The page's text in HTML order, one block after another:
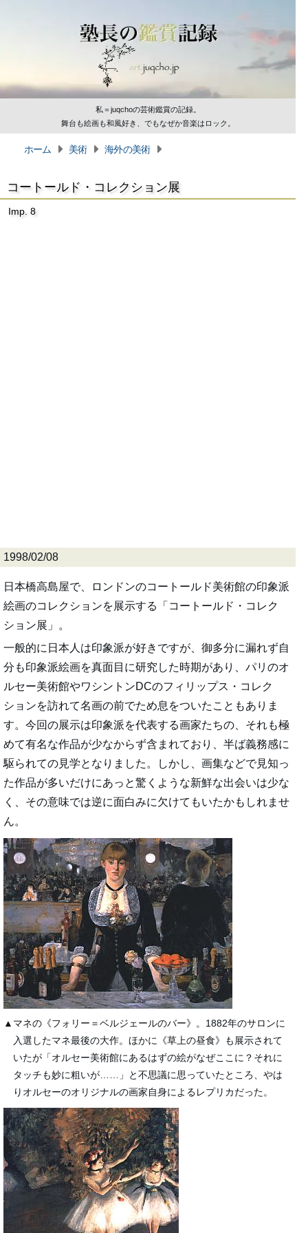
私＝juqchoの芸術鑑賞の記録。
舞台も絵画も和風好き、でもなぜか音楽はロック。
ホーム 美術 海外の美術
コートールド・コレクション展
Imp. 8
1998/02/08
日本橋高島屋で、ロンドンのコートールド美術館の印象派
絵画のコレクションを展示する「コートールド・コレク
ション展」。
一般的に日本人は印象派が好きですが、御多分に漏れず自
分も印象派絵画を真面目に研究した時期があり、パリのオ
ルセー美術館やワシントンDCのフィリップス・コレク
ションを訪れて名画の前でため息をついたこともありま
す。今回の展示は印象派を代表する画家たちの、それも極
めて有名な作品が少なからず含まれており、半ば義務感に
駆られての見学となりました。しかし、画集などで見知っ
た作品が多いだけにあっと驚くような新鮮な出会いは少な
く、その意味では逆に面白みに欠けてもいたかもしれませ
ん。
▲マネの《フォリー＝ベルジェールのバー》。1882年のサロンに
入選したマネ最後の大作。ほかに《草上の昼食》も展示されて
いたが「オルセー美術館にあるはずの絵がなぜここに？それに
タッチも妙に粗いが……」と不思議に思っていたところ、やは
りオルセーのオリジナルの画家自身によるレプリカだった。